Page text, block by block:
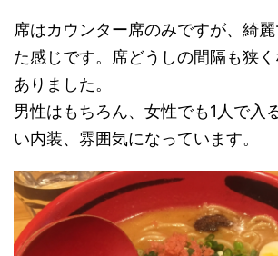
席はカウンター席のみですが、綺
た感じです。席どうしの間隔も狭
ありました。
男性はもちろん、女性でも1人で入
い内装、雰囲気になっています。